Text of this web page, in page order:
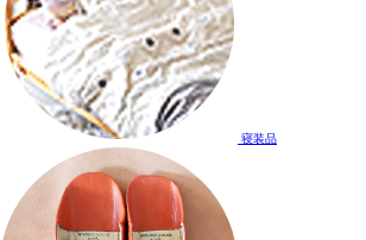
寝装品